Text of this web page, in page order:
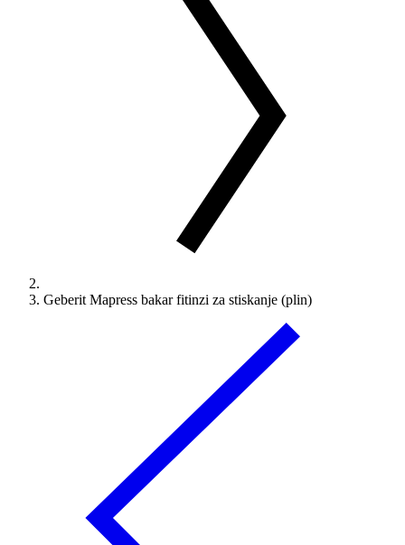
Geberit Mapress bakar fitinzi za stiskanje (plin)